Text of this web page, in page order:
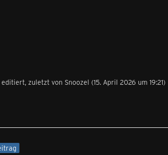
zuletzt von Snoozel (15. April 2026 um 19:21)